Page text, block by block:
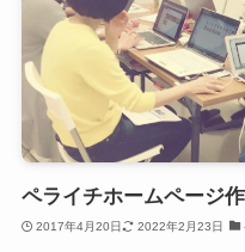
ペライチホームページ
2017年4月20日 2022年2月23日